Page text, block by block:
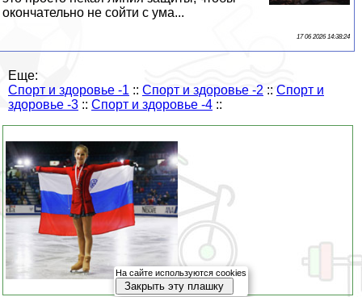
окончательно не сойти с ума...
17 06 2026 14:38:24
Еще:
Спорт и здоровье -1 :: Спорт и здоровье -2 :: Спорт и
здоровье -3 :: Спорт и здоровье -4 ::
На сайте используются cookies
Закрыть эту плашку